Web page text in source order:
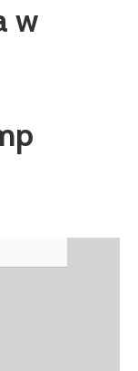
w